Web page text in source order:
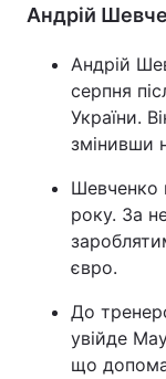
Андрій
Андрій
серпня
України.
змінивши
Шевченко
року. За
євро.
До
увійде
що